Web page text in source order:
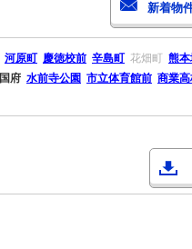
河原町 慶徳校前 辛島町 花畑町 熊
国府 水前寺公園 市立体育館前 商業